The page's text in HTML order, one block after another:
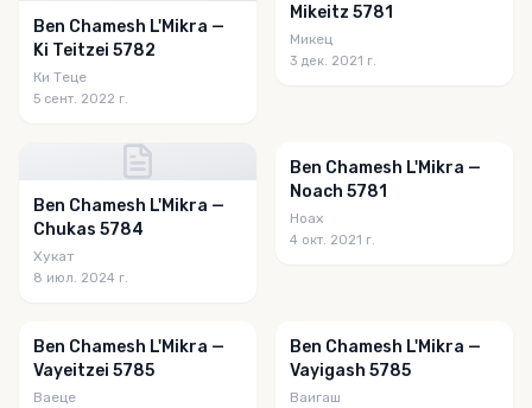
Ben Chamesh L'Mikra —
Ki Teitzei 5782
Ки Теце
5 сент. 2022 г.
Mikeitz 5781
Микец
3 дек. 2021 г.
Ben Chamesh L'Mikra —
Chukas 5784
Хукат
8 июл. 2024 г.
Ben Chamesh L'Mikra —
Noach 5781
Ноах
4 окт. 2021 г.
Ben Chamesh L'Mikra —
Vayeitzei 5785
Ваеце
Ben Chamesh L'Mikra —
Vayigash 5785
Ваигаш